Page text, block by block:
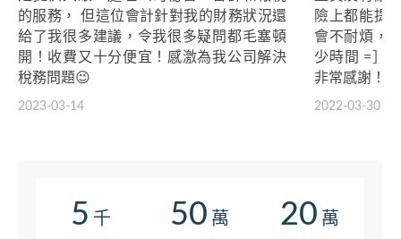
的服務， 但這位會計針對我的財務狀況還
給了我很多建議，令我很多疑問都毛塞頓
開！收費又十分便宜！感激為我公司解決
稅務問題😉
2023-03-14
險上都能提
會不耐煩，
少時間 =］
非常感謝！
2022-03-30
5 千 50 萬 20 萬